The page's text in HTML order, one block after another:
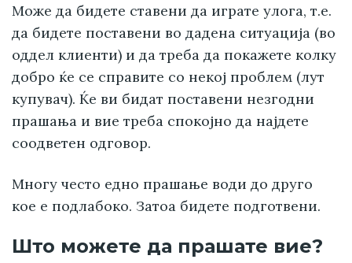
Може да бидете ставени да играте улога, т.е.
да бидете поставени во дадена ситуација (во
оддел клиенти) и да треба да покажете колку
добро ќе се справите со некој проблем (лут
купувач). Ќе ви бидат поставени незгодни
прашања и вие треба спокојно да најдете
соодветен одговор.
Многу често едно прашање води до друго
кое е подлабоко. Затоа бидете подготвени.
Што можете да прашате вие?